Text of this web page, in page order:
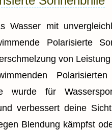
Wasser mit
Polarisierte
von
wurde für
verbessert deine
Blendung kämpfst